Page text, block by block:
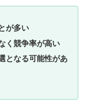
が多い
く競争率が高い
となる可能性があ